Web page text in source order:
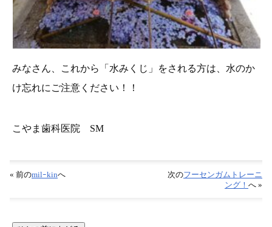
みなさん、これから「水みくじ」をされる方は、水のか
け忘れにご注意ください！！
こやま歯科医院 SM
« 前のmilｰkinへ 次のフーセンガムトレーニ
ング！ へ »